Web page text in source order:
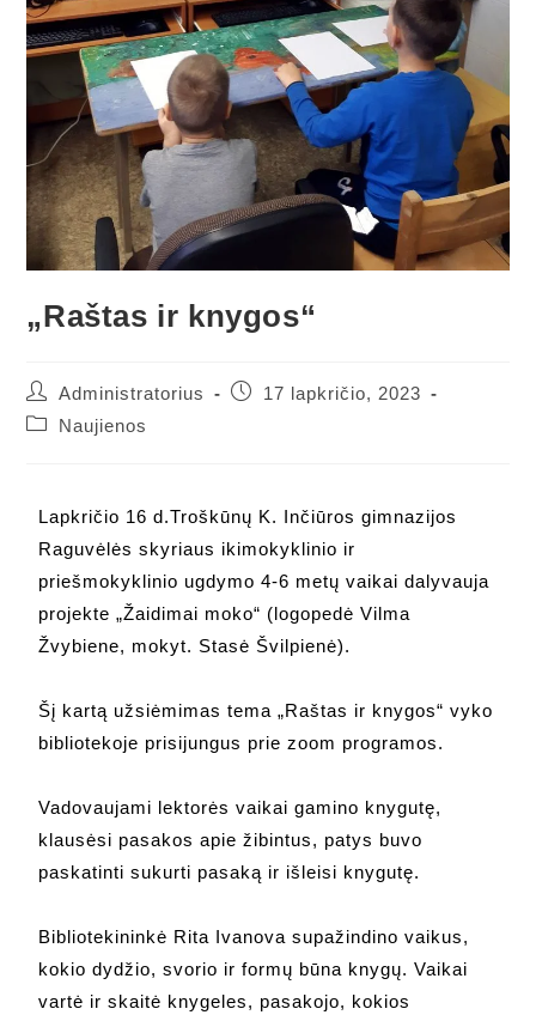
„Raštas ir knygos“
Administratorius
17 lapkričio, 2023
Naujienos
Lapkričio 16 d.Troškūnų K. Inčiūros gimnazijos
Raguvėlės skyriaus ikimokyklinio ir
priešmokyklinio ugdymo 4-6 metų vaikai dalyvauja
projekte „Žaidimai moko“ (logopedė Vilma
Žvybiene, mokyt. Stasė Švilpienė).
Šį kartą užsiėmimas tema „Raštas ir knygos“ vyko
bibliotekoje prisijungus prie zoom programos.
Vadovaujami lektorės vaikai gamino knygutę,
klausėsi pasakos apie žibintus, patys buvo
paskatinti sukurti pasaką ir išleisi knygutę.
Bibliotekininkė Rita Ivanova supažindino vaikus,
kokio dydžio, svorio ir formų būna knygų. Vaikai
vartė ir skaitė knygeles, pasakojo, kokios